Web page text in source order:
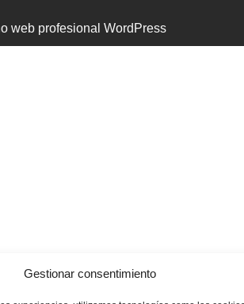
Gestionar consentimiento
web profesional WordPress